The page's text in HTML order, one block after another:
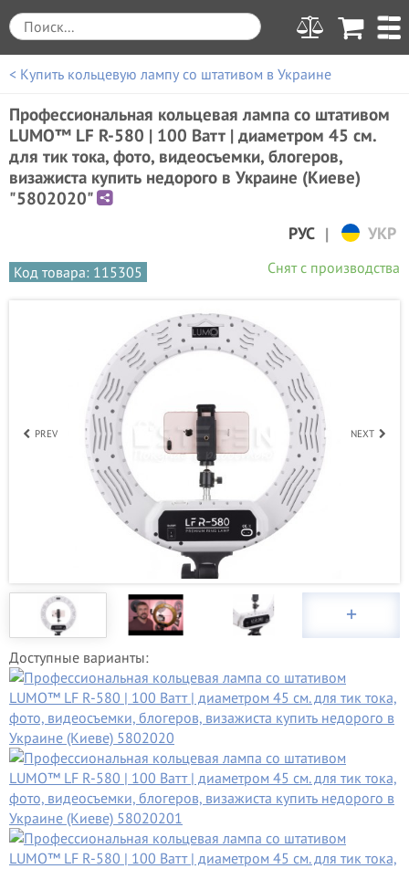
< Купить кольцевую лампу со штативом в Украине
Профессиональная кольцевая лампа со штативом
LUMO™ LF R-580 | 100 Ватт | диаметром 45 см.
для тик тока, фото, видеосъемки, блогеров,
визажиста купить недорого в Украине (Киеве)
"5802020"
РУС | УКР
Код товара: 115305 Снят с производства
PREV NEXT
Доступные варианты: